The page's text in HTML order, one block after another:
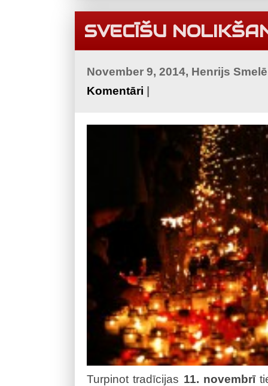
SVECĪŠU
November 9, 2014, Henrijs
Komentāri
Turpinot tradīcijas 11. novembrī